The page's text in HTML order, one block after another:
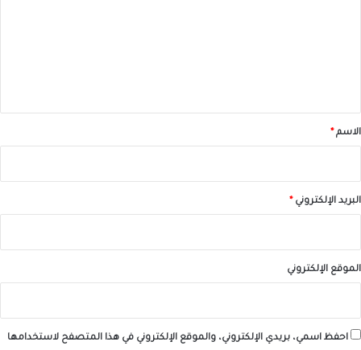
*الاسم *
البريد الإلكتروني *
الموقع الإلكتروني
احفظ اسمي، بريدي الإلكتروني، والموقع الإلكتروني في هذا المتصفح لاستخدامها